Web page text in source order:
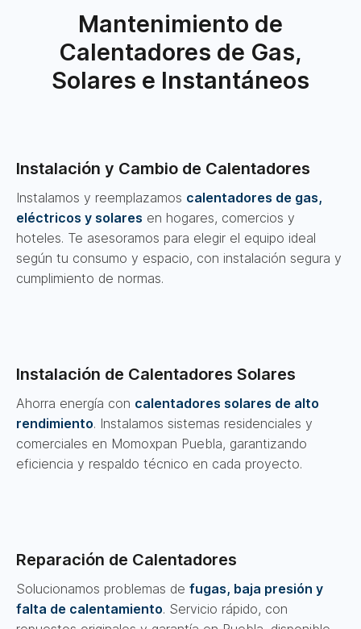
Mantenimiento de
Calentadores de Gas,
Solares e Instantáneos
Instalación y Cambio de Calentadores
Instalamos y reemplazamos calentadores de gas,
eléctricos y solares en hogares, comercios y
hoteles. Te asesoramos para elegir el equipo ideal
según tu consumo y espacio, con instalación segura y
cumplimiento de normas.
Instalación de Calentadores Solares
Ahorra energía con calentadores solares de alto
rendimiento. Instalamos sistemas residenciales y
comerciales en Momoxpan Puebla, garantizando
eficiencia y respaldo técnico en cada proyecto.
Reparación de Calentadores
Solucionamos problemas de fugas, baja presión y
falta de calentamiento. Servicio rápido, con